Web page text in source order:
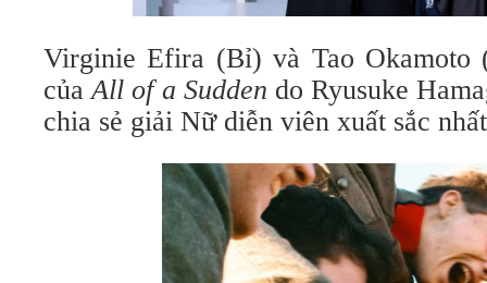
Virginie Efira (Bỉ) và Tao Okamoto
củaAll of a Sudden do Ryusuke
chia sẻ giải Nữ diễn viên xuất sắc